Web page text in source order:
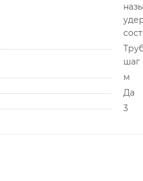
шаг
м
Да
3